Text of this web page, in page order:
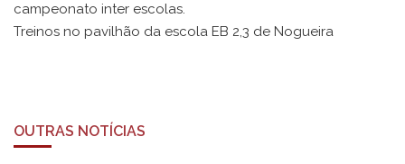
campeonato inter escolas.
Treinos no pavilhão da escola EB 2,3 de Nogueira
OUTRAS NOTÍCIAS